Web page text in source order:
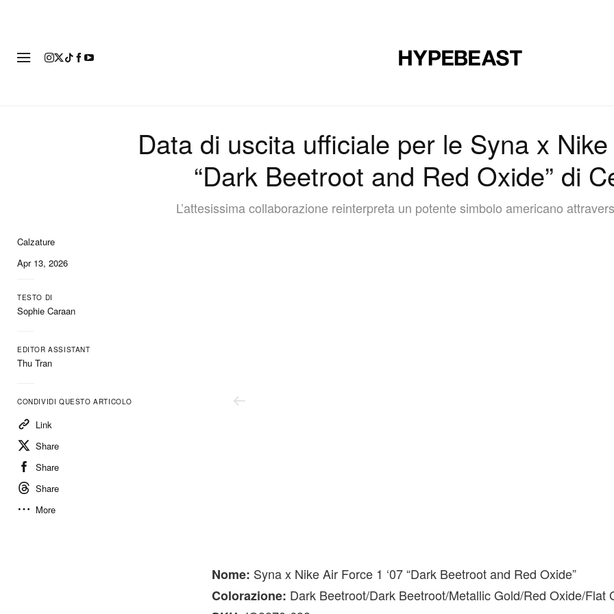
Data di uscita ufficiale per le Syna x Nike
“Dark Beetroot and Red Oxide” di
L’attesissima collaborazione reinterpreta un potente simbolo americano
Calzature
Apr 13, 2026
TESTO DI
Sophie Caraan
EDITOR ASSISTANT
Thu Tran
CONDIVIDI QUESTO ARTICOLO
Link
Share
Share
Share
More
Nome: Syna x Nike Air Force 1 ‘07 “Dark Beetroot and Red Oxide”
Colorazione: Dark Beetroot/Dark Beetroot/Metallic Gold/Red Oxide/Flat